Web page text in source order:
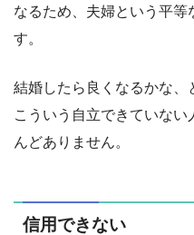
なるため、夫婦という平等
す。
結婚したら良くなるかな、
こういう自立できていない
んどありません。
信用できない